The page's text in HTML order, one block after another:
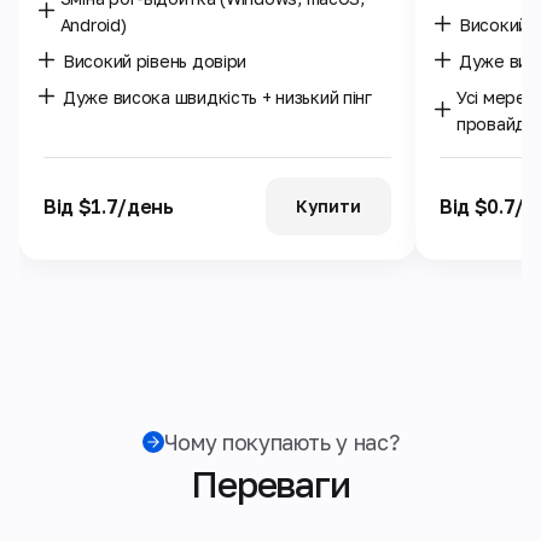
Android)
Високий рівень довіри
Дуже висока швидкість + низький пінг
Від $1.7/день Купити
Високий
Дуже
Усі
Від $0.7/
Чому покупають у нас?
Переваги